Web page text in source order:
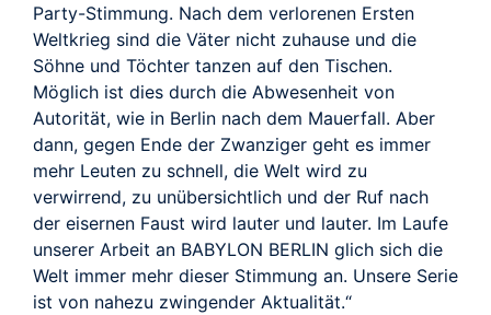
Party-Stimmung. Nach dem verlorenen Ersten
Weltkrieg sind die Väter nicht zuhause und die
Söhne und Töchter tanzen auf den Tischen.
Möglich ist dies durch die Abwesenheit von
Autorität, wie in Berlin nach dem Mauerfall. Aber
dann, gegen Ende der Zwanziger geht es immer
mehr Leuten zu schnell, die Welt wird zu
verwirrend, zu unübersichtlich und der Ruf nach
der eisernen Faust wird lauter und lauter. Im Laufe
unserer Arbeit an BABYLON BERLIN glich sich die
Welt immer mehr dieser Stimmung an. Unsere Serie
ist von nahezu zwingender Aktualität.“